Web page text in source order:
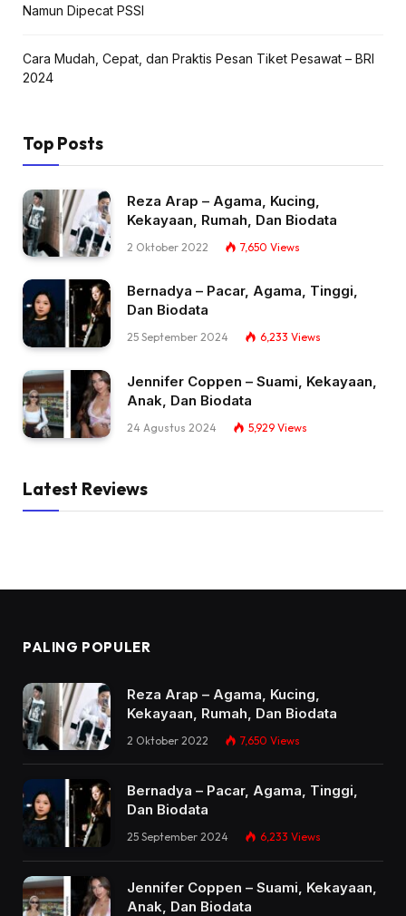
Namun Dipecat PSSI
Cara Mudah, Cepat, dan Praktis Pesan Tiket Pesawat – BRI
2024
Top Posts
Reza Arap – Agama, Kucing,
Kekayaan, Rumah, Dan Biodata
2 Oktober 2022 7,650 Views
Bernadya – Pacar, Agama, Tinggi,
Dan Biodata
25 September 2024 6,233 Views
Jennifer Coppen – Suami, Kekayaan,
Anak, Dan Biodata
24 Agustus 2024 5,929 Views
Latest Reviews
PALING POPULER
Reza Arap – Agama, Kucing,
Kekayaan, Rumah, Dan Biodata
2 Oktober 2022 7,650 Views
Bernadya – Pacar, Agama, Tinggi,
Dan Biodata
25 September 2024 6,233 Views
Jennifer Coppen – Suami, Kekayaan,
Anak, Dan Biodata